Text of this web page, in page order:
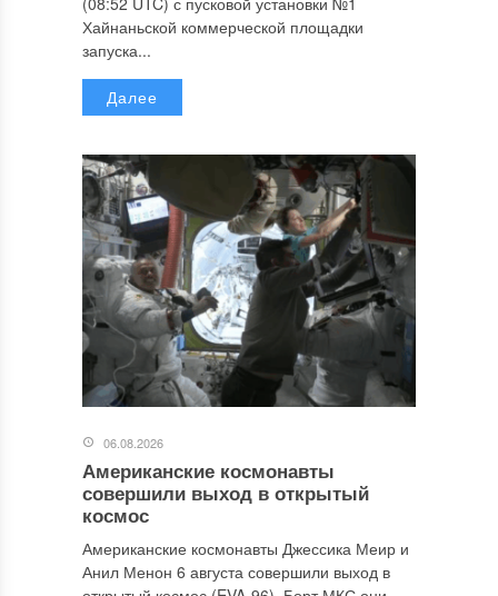
Хайнаньской коммерческой площадки
запуска...
Далее
06.08.2026
Американские космонавты
совершили выход в открытый
космос
Американские космонавты Джессика Меир и
Анил Менон 6 августа совершили выход в